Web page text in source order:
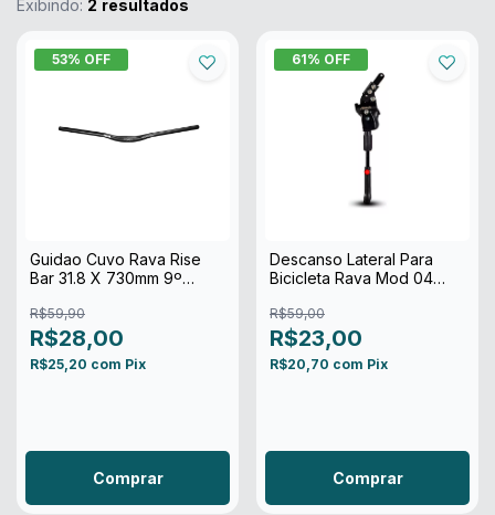
Exibindo: 2 resultados
53% OFF
Guidao Cuvo Rava Rise
Bar 31.8 X 730mm 9º
R$59,90
R$28,00
R$25,20 com Pix
61% OFF
Descanso Lateral Para
Bicicleta Rava Mod 04
R$59,00
R$23,00
R$20,70 com Pix